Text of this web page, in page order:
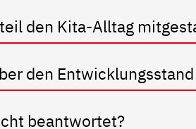
den Kita-Alltag
den
beantwortet?